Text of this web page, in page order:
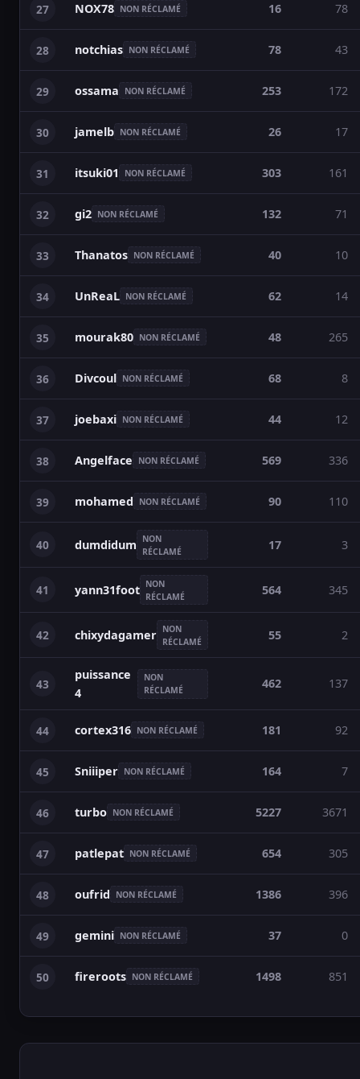
27 NOX78 NON RÉCLAMÉ 16 78
28 notchias NON RÉCLAMÉ 78 43
29 ossama NON RÉCLAMÉ 253 172
30 jamelb NON RÉCLAMÉ 26 17
31 itsuki01 NON RÉCLAMÉ 303 161
32 gi2 NON RÉCLAMÉ 132 71
33 Thanatos NON RÉCLAMÉ 40 10
34 UnReaL NON RÉCLAMÉ 62 14
35 mourak80 NON RÉCLAMÉ 48 265
36 Divcoul NON RÉCLAMÉ 68 8
37 joebaxi NON RÉCLAMÉ 44 12
38 Angelface NON RÉCLAMÉ 569 336
39 mohamed NON RÉCLAMÉ 90 110
40 dumdidum
NON
RÉCLAMÉ
17 3
41 yann31foot NON
RÉCLAMÉ
564 345
42 chixydagamer NON
RÉCLAMÉ
55 2
43
puissance
4
NON
RÉCLAMÉ
462 137
44 cortex316 NON RÉCLAMÉ 181 92
45 Sniiiper NON RÉCLAMÉ 164 7
46 turbo NON RÉCLAMÉ 5227 3671
47 patlepat NON RÉCLAMÉ 654 305
48 oufrid NON RÉCLAMÉ 1386 396
49 gemini NON RÉCLAMÉ 37 0
50 fireroots NON RÉCLAMÉ 1498 851